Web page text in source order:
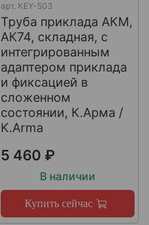
арт. KEY-503
Труба приклада АКМ,
АК74, складная, с
интегрированным
адаптером приклада
и фиксацией в
сложенном
состоянии, К.Арма /
K.Arma
5 460 ₽
В наличии
Купить сейчас